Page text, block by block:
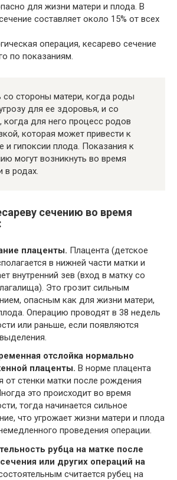
для жизни матери и плода. В
составляет около 15% от всех
операция, кесарево сечение
по показаниям.
со стороны матери, когда роды
для ее здоровья, и со
когда для него процесс родов
которая может привести к
и гипоксии плода. Показания к
могут возникнуть во время
в родах.
сечению во время
плаценты. Плацента (детское
в нижней части матки и
внутренний зев (вход в матку со
Это грозит сильным
опасным как для жизни матери,
Операцию проводят в 38 недель
или раньше, если появляются
отслойка нормально
плаценты. В норме плацента
от стенки матки после рождения
это происходит во время
тогда начинается сильное
что угрожает жизни матери и плода
проведения операции.
рубца на матке после
или других операций на
считается рубец на